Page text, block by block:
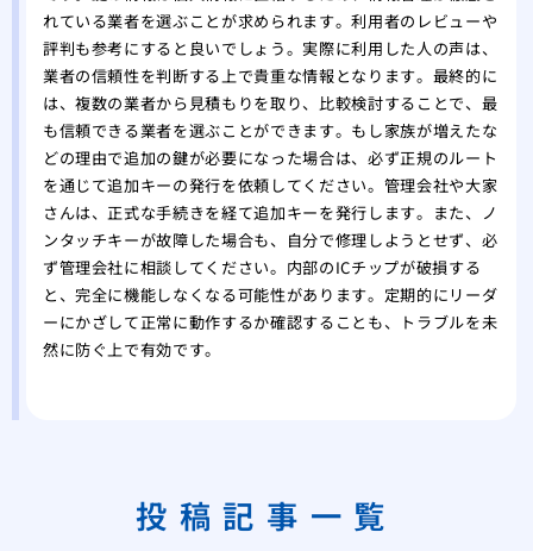
れている業者を選ぶことが求められます。利用者のレビューや
評判も参考にすると良いでしょう。実際に利用した人の声は、
業者の信頼性を判断する上で貴重な情報となります。最終的に
は、複数の業者から見積もりを取り、比較検討することで、最
も信頼できる業者を選ぶことができます。もし家族が増えたな
どの理由で追加の鍵が必要になった場合は、必ず正規のルート
を通じて追加キーの発行を依頼してください。管理会社や大家
さんは、正式な手続きを経て追加キーを発行します。また、ノ
ンタッチキーが故障した場合も、自分で修理しようとせず、必
ず管理会社に相談してください。内部のICチップが破損する
と、完全に機能しなくなる可能性があります。定期的にリーダ
ーにかざして正常に動作するか確認することも、トラブルを未
然に防ぐ上で有効です。
投稿記事一覧